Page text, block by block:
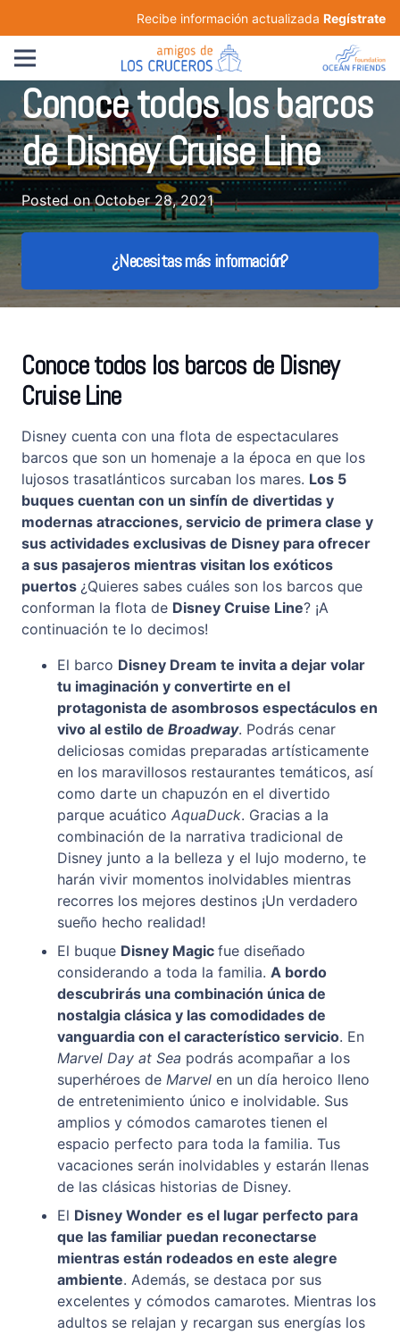
Recibe información actualizada Regístrate
Conoce todos los barcos
de Disney Cruise Line
Posted onOctober 28, 2021
¿Necesitas más información?
Conoce todos los barcos de Disney
Cruise Line
Disney cuenta con una flota de espectaculares
barcos que son un homenaje a la época en que los
lujosos trasatlánticos surcaban los mares. Los 5
buques cuentan con un sinfín de divertidas y
modernas atracciones, servicio de primera clase y
sus actividades exclusivas de Disney para ofrecer
a sus pasajeros mientras visitan los exóticos
puertos ¿Quieres sabes cuáles son los barcos que
conforman la flota de Disney Cruise Line? ¡A
continuación te lo decimos!
El barco Disney Dream te invita a dejar volar
tu imaginación y convertirte en el
protagonista de asombrosos espectáculos en
vivo al estilo de Broadway. Podrás cenar
deliciosas comidas preparadas artísticamente
en los maravillosos restaurantes temáticos, así
como darte un chapuzón en el divertido
parque acuático AquaDuck. Gracias a la
combinación de la narrativa tradicional de
Disney junto a la belleza y el lujo moderno, te
harán vivir momentos inolvidables mientras
recorres los mejores destinos ¡Un verdadero
sueño hecho realidad!
El buque Disney Magic fue diseñado
considerando a toda la familia. A bordo
descubrirás una combinación única de
nostalgia clásica y las comodidades de
vanguardia con el característico servicio. En
Marvel Day at Sea podrás acompañar a los
superhéroes de Marvel en un día heroico lleno
de entretenimiento único e inolvidable. Sus
amplios y cómodos camarotes tienen el
espacio perfecto para toda la familia. Tus
vacaciones serán inolvidables y estarán llenas
de las clásicas historias de Disney.
El Disney Wonder es el lugar perfecto para
que las familiar puedan reconectarse
mientras están rodeados en este alegre
ambiente. Además, se destaca por sus
excelentes y cómodos camarotes. Mientras los
adultos se relajan y recargan sus energías los